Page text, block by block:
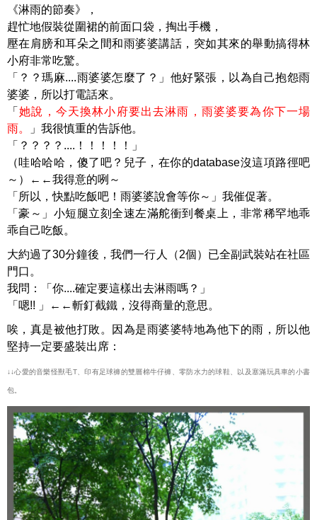
《淋雨的節奏》，
趕忙地假裝從圍裙的前面口袋，掏出手機，
壓在肩膀和耳朵之間和雨婆婆講話，突如其來的舉動搞得林
小府非常吃驚。
「？？瑪麻....雨婆婆怎麼了？」他好緊張，以為自己抱怨雨
婆婆，所以打電話來。
「她說，今天換林小府要出去淋雨，雨婆婆要為你下一場
雨。
」我很慎重的告訴他。
「？？？？....！！！！！」
（哇哈哈哈，傻了吧？兒子，在你的database沒這項路徑吧
～）←←我得意的咧～
「所以，快點吃飯吧！雨婆婆說會等你～」我催促著。
「豪～」小短腿立刻全速左滿舵衝到餐桌上，非常稀罕地乖
乖自己吃飯。
大約過了30分鐘後，我們一行人（2個）已全副武裝站在社區
門口。
我問：「你....確定要這樣出去淋雨嗎？」
「嗯!! 」←←斬釘截鐵，沒得商量的意思。
唉，真是被他打敗。因為是雨婆婆特地為他下的雨，所以他
堅持一定要盛裝出席：
↓↓心愛的音樂怪獸毛T、印有足球褲的雙層棉牛仔褲、零防水力的球鞋、以及塞滿玩具車的小書
包。